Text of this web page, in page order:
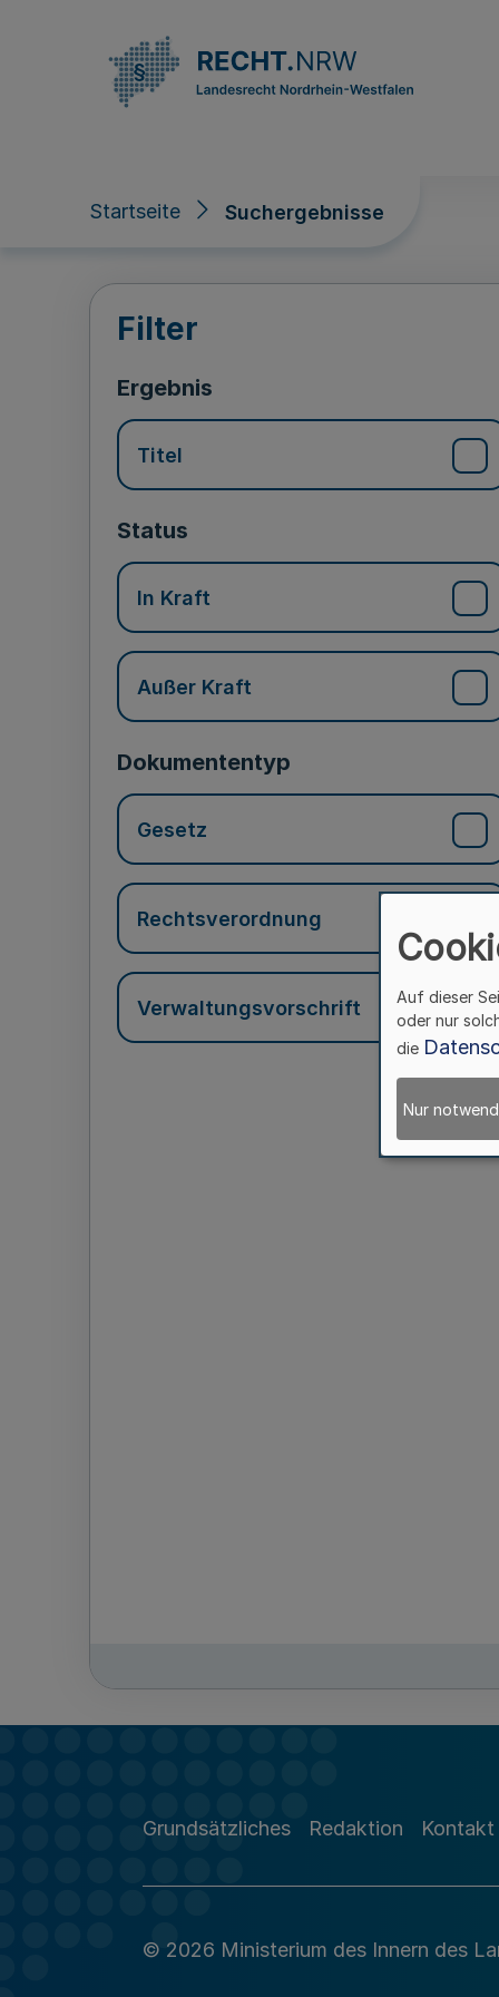
Startseite Suchergebnisse
Suchergebnisse
Filter
Ergebnis
Titel
Status
In Kraft
Außer Kraft
Dokumententyp
Gesetz
Rechtsverordnung
Verwaltungsvorschrift
Grundsätzliches Redaktion Kontakt
© 2026 Ministerium des Innern des
Auf dieser
oder nur
die
Nur